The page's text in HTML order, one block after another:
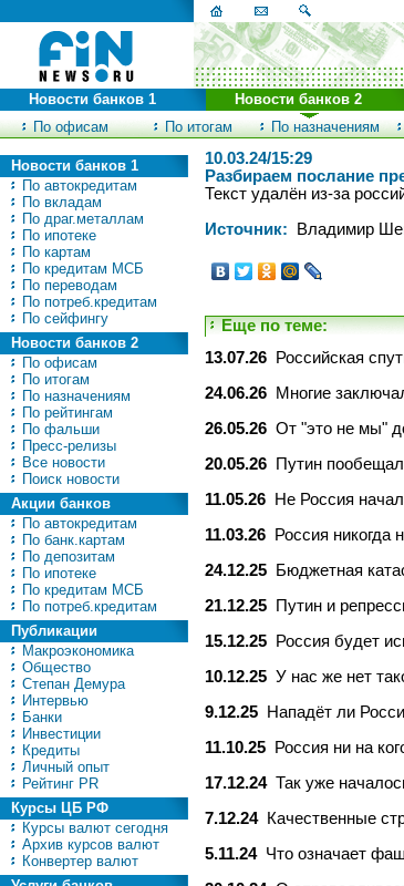
По офисам По итогам По назначениям
Новости банков 1 Новости банков 2
Новости банков 1
По автокредитам
По вкладам
По драг.металлам
По ипотеке
По картам
По кредитам МСБ
По переводам
По потреб.кредитам
По сейфингу
Новости банков 2
По офисам
По итогам
По назначениям
По рейтингам
По фальши
Пресс-релизы
Все новости
Поиск новости
Акции банков
По автокредитам
По банк.картам
По депозитам
По ипотеке
По кредитам МСБ
По потреб.кредитам
Публикации
Макроэкономика
Общество
Степан Демура
Интервью
Банки
Инвестиции
Кредиты
Личный опыт
Рейтинг PR
Курсы ЦБ РФ
Курсы валют сегодня
Архив курсов валют
Конвертер валют
10.03.24/15:29
Разбираем послание
Текст удалён из-за
Источник: Владимир
Еще по теме:
13.07.26
Российская
24.06.26
Многие
26.05.26 От "это не мы"
20.05.26
Путин
11.05.26
Не Россия
11.03.26
Россия никогда
24.12.25
Бюджетная
21.12.25
Путин и
15.12.25
Россия будет
10.12.25 У нас же нет
9.12.25
Нападëт ли
11.10.25
Россия ни на
17.12.24 Так уже
7.12.24
Качественные
5.11.24 Что означает